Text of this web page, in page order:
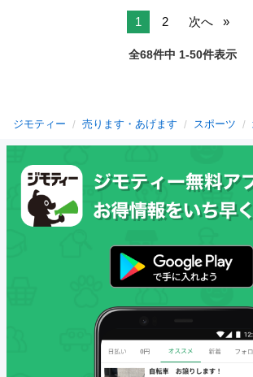
1 2 次へ
全68件中 1-50件表示
ジモティー 売ります・あげます スポーツ